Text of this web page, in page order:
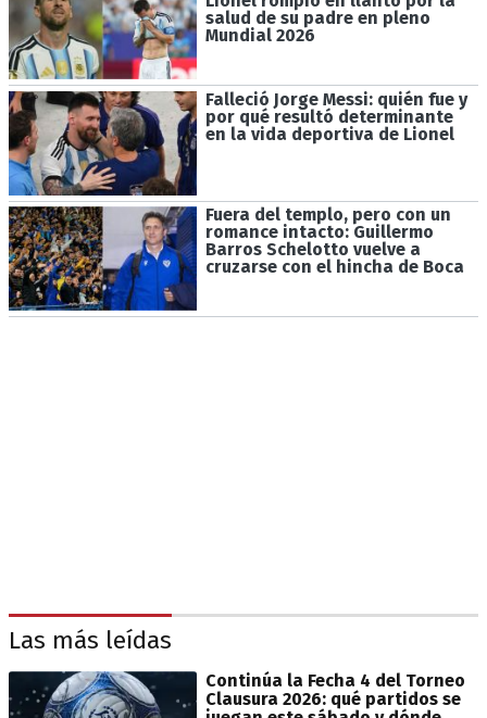
salud de su padre en pleno
Mundial 2026
Falleció Jorge Messi: quién fue y
por qué resultó determinante
en la vida deportiva de Lionel
Fuera del templo, pero con un
romance intacto: Guillermo
Barros Schelotto vuelve a
cruzarse con el hincha de Boca
Las más leídas
Continúa la Fecha 4 del Torneo
Clausura 2026: qué partidos se